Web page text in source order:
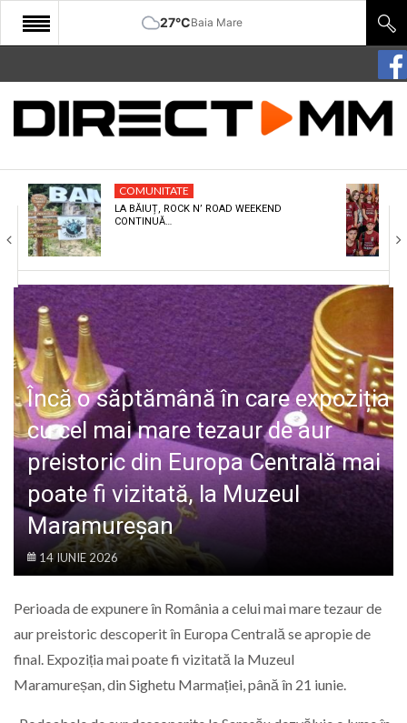
27°CBaia Mare
START
COMUNITATE
CULTURA
ECONOMIE
SANATATE
SPORT
SPECIAL
POLITIC
LIFE
COMUNITATE
LA BĂIUȚ, ROCK N’ ROAD WEEKEND
CONTINUĂ…
Încă o săptămână în care expoziția
cu cel mai mare tezaur de aur
preistoric din Europa Centrală mai
poate fi vizitată, la Muzeul
Maramureșan
14 IUNIE 2026
Perioada de expunere în România a celui mai mare tezaur de
aur preistoric descoperit în Europa Centrală se apropie de
final. Expoziția mai poate fi vizitată la Muzeul
Maramureșan, din Sighetu Marmației, până în 21 iunie.